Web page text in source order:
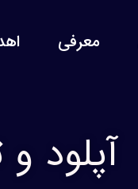
معرفی
آپلود